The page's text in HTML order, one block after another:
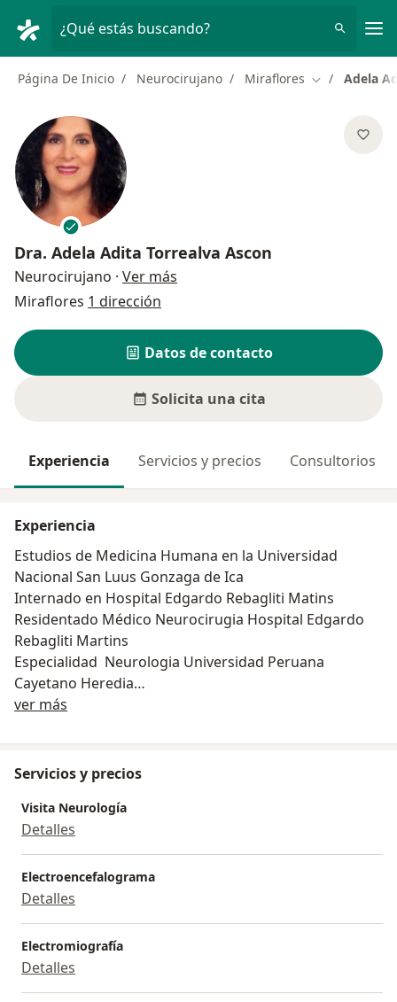
¿Qué estás buscando?
Página De Inicio Neurocirujano Miraflores Cambiar de
Adela
Dra. Adela Adita Torrealva Ascon
Neurocirujano · Ver más
Miraflores 1 dirección
Datos de contacto
Solicita una cita
Experiencia Servicios y precios Consultorios
Experiencia
Estudios de Medicina Humana en la Universidad
Nacional San Luus Gonzaga de Ica
Internado en Hospital Edgardo Rebagliti Matins
Residentado Médico Neurocirugia Hospital Edgardo
Rebagliti Martins
Especialidad Neurologia Universidad Peruana
Cayetano Heredia
Trabaje en el Servicio Neurologia Hospital Edgardo
Trabaje como Neurologa en la Clínica Ricardo Palma
desde 1979 hasta enero-2014
Jockey Salud y en el Centro Médico Clínica Ricardo
Palma en Chirrillos
ver más
Servicios y precios
Visita Neurología
Detalles
Electroencefalograma
Detalles
Electromiografía
Detalles